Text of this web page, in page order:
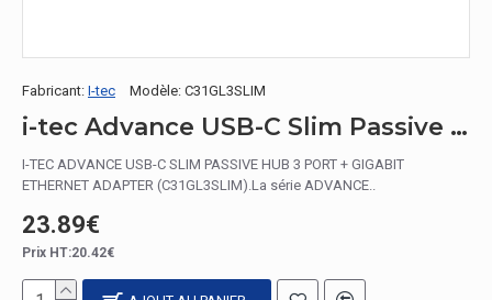
Fabricant: I-tec Modèle: C31GL3SLIM
i-tec Advance USB-C Slim Passive HUB 3 Port + Gigabit Ethernet Adapter
I-TEC ADVANCE USB-C SLIM PASSIVE HUB 3 PORT + GIGABIT
ETHERNET ADAPTER (C31GL3SLIM).La série ADVANCE..
23.89€
Prix HT:20.42€